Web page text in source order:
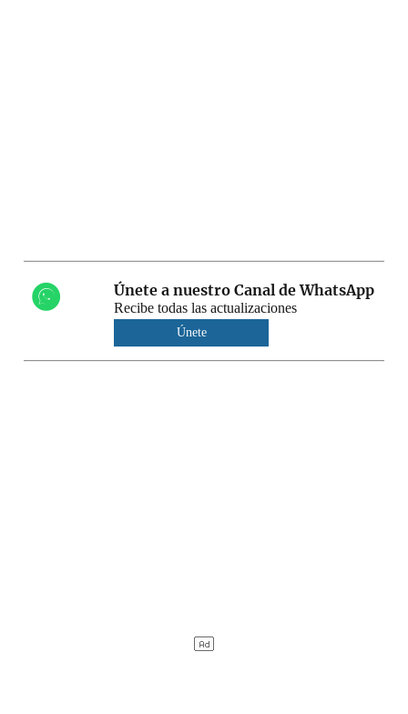
Únete a nuestro Canal de WhatsApp
Recibe todas las actualizaciones
Únete